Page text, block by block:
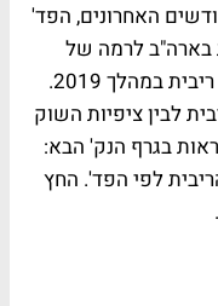
האחרונים, הפד'
בארה"ב לרמה של
2.25%-2%, ואף צופה עוד 2 העלאות ריבית במהלך 2019.
לבין ציפיות השוק
בגרף הנק' הבא:
לפי הפד'. החץ